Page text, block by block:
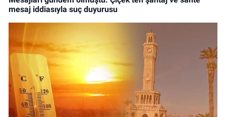
mesaj iddiasıyla suç duyurusu